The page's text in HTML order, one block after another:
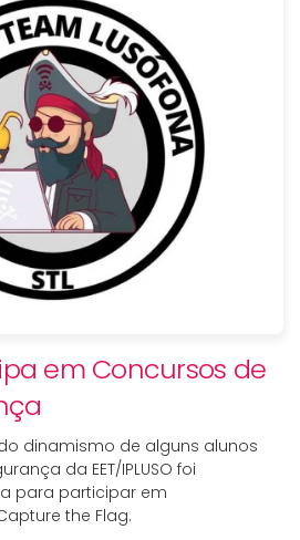
em Concursos de
dinamismo de alguns alunos
da EET/IPLUSO foi
para participar em
the Flag.